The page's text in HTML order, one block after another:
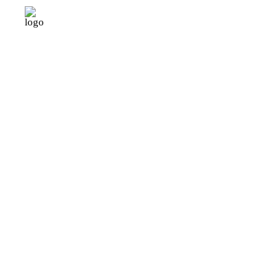
Vous veillez à ce que toutes les
mobile, vous aidez au montage et au